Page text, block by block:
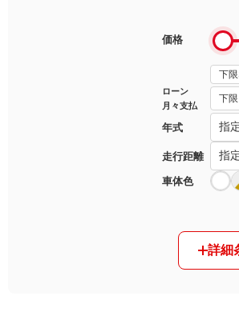
価格
ローン
月々支払
年式
走行距離
車体色
詳細